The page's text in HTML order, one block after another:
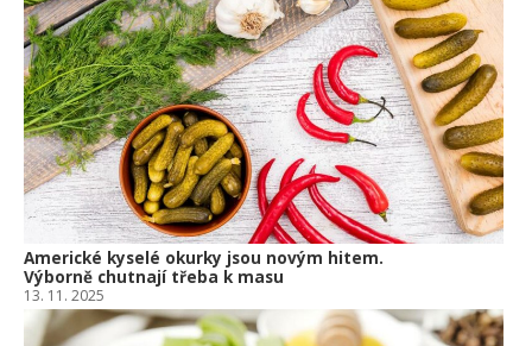
Americké kyselé okurky jsou novým hitem.
Výborně chutnají třeba k masu
13. 11. 2025